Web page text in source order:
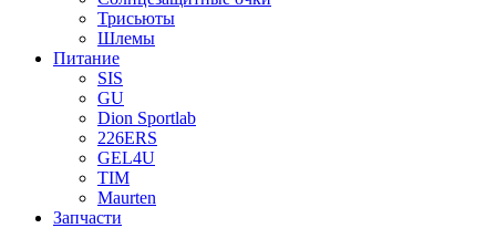
Трисьюты
Шлемы
Питание
SIS
GU
Dion Sportlab
226ERS
GEL4U
TIM
Maurten
Запчасти